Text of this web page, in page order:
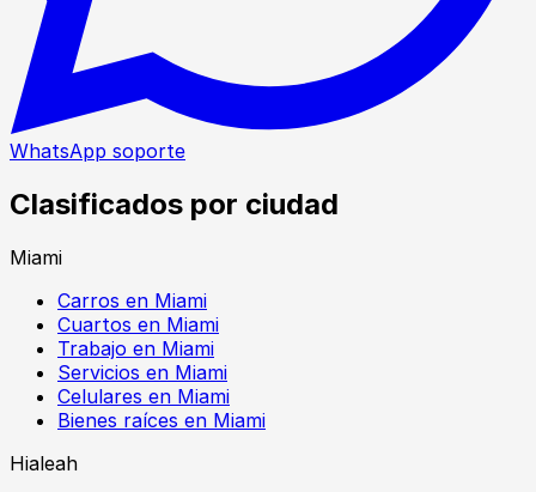
WhatsApp soporte
Clasificados por ciudad
Miami
Carros en Miami
Cuartos en Miami
Trabajo en Miami
Servicios en Miami
Celulares en Miami
Bienes raíces en Miami
Hialeah